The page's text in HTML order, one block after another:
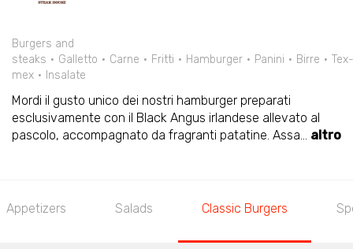
Burgers and
steaks
Galletto Carne Fritti Hamburger Panini Birre
Tex-
mex
Insalate
Mordi il gusto unico dei nostri hamburger preparati
esclusivamente con il Black Angus irlandese allevato al
pascolo, accompagnato da fragranti patatine. Assa... altro
Appetizers Salads Classic Burgers